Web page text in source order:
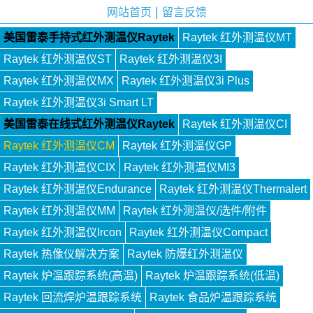
网站首页 留言反馈
美国雷泰手持式红外测温仪Raytek
Raytek 红外测温仪MT
Raytek 红外测温仪ST
Raytek 红外测温仪3I
Raytek 红外测温仪MX
Raytek 红外测温仪3i Plus
Raytek 红外测温仪3i Smart LT
美国雷泰在线式红外测温仪Raytek
Raytek 红外测温仪CI
Raytek 红外测温仪CM
Raytek 红外测温仪GP
Raytek 红外测温仪CIX
Raytek 红外测温仪MI3
Raytek 红外测温仪Endurance
Raytek 红外测温仪Thermalert
Raytek 红外测温仪MM
Raytek 红外测温仪/选件/附件
Raytek 红外测温仪Ircon
Raytek 红外测温仪Compact
Raytek 热像仪解决方案
Raytek 防爆红外测温仪
Raytek 炉温跟踪系统(高温)
Raytek 炉温跟踪系统(低温)
Raytek 回流焊炉温跟踪系统
Raytek 食品炉温跟踪系统